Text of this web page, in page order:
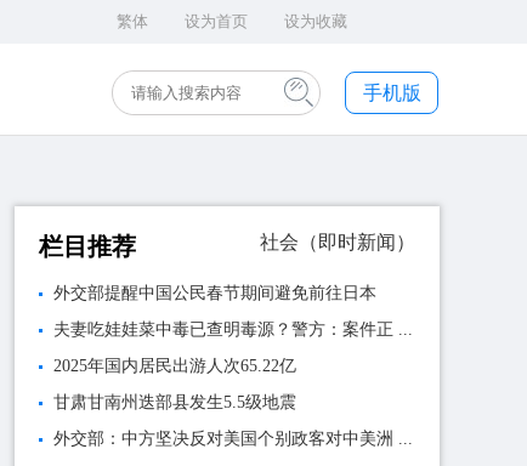
繁体 设为首页 设为收藏
手机版
栏目推荐 社会（即时新闻）
外交部提醒中国公民春节期间避免前往日本
夫妻吃娃娃菜中毒已查明毒源？警方：案件正 ...
2025年国内居民出游人次65.22亿
甘肃甘南州迭部县发生5.5级地震
外交部：中方坚决反对美国个别政客对中美洲 ...